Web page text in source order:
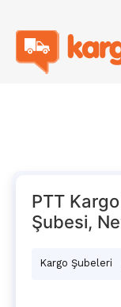
PTT
Şubesi,
Kargo Şubeleri